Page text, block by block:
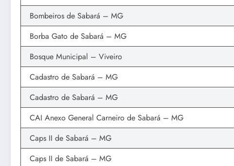
Bombeiros de Sabará – MG
Borba Gato de Sabará – MG
Bosque Municipal – Viveiro
Cadastro de Sabará – MG
Cadastro de Sabará – MG
CAI Anexo General Carneiro de Sabará – MG
Caps II de Sabará – MG
Caps II de Sabará – MG